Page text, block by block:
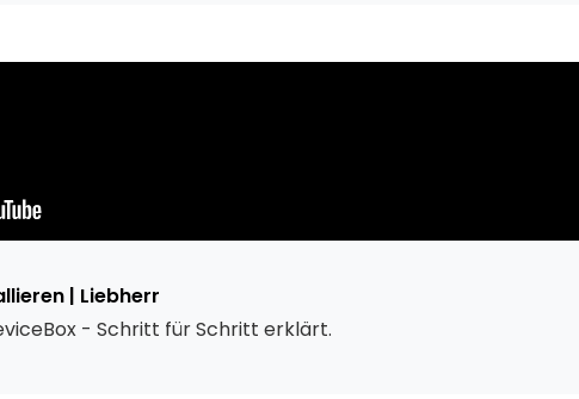
| Liebherr
- Schritt für Schritt erklärt.